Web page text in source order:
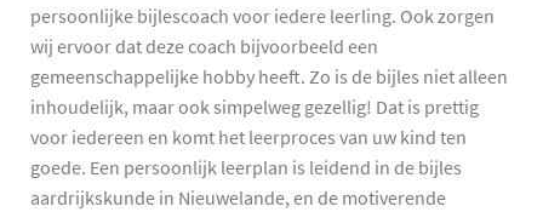
persoonlijke bijlescoach voor iedere leerling. Ook zorgen
wij ervoor dat deze coach bijvoorbeeld een
gemeenschappelijke hobby heeft. Zo is de bijles niet alleen
inhoudelijk, maar ook simpelweg gezellig! Dat is prettig
voor iedereen en komt het leerproces van uw kind ten
goede. Een persoonlijk leerplan is leidend in de bijles
aardrijkskunde in Nieuwelande, en de motiverende